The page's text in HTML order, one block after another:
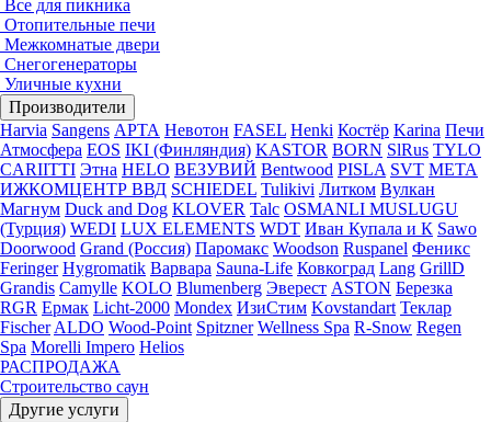
Все для пикника
Отопительные печи
Межкомнатые двери
Снегогенераторы
Уличные кухни
Производители
Harvia Sangens АРТА Невотон FASEL Henki Костёр Karina Печи
Атмосфера EOS IKI (Финляндия) KASTOR BORN SlRus TYLO
CARIITTI Этна HELO ВЕЗУВИЙ Bentwood PISLA SVT МЕТА
ИЖКОМЦЕНТР ВВД SCHIEDEL Tulikivi Литком Вулкан
Магнум Duck and Dog KLOVER Talc OSMANLI MUSLUGU
(Турция) WEDI LUX ELEMENTS WDT Иван Купала и К Sawo
Doorwood Grand (Россия) Паромакс Woodson Ruspanel Феникс
Feringer Hygromatik Варвара Sauna-Life Ковкоград Lang GrillD
Grandis Camylle KOLO Blumenberg Эверест ASTON Березка
RGR Ермак Licht-2000 Mondex ИзиСтим Kovstandart Теклар
Fischer ALDO Wood-Point Spitzner Wellness Spa R-Snow Regen
Spa Morelli Impero Helios
РАСПРОДАЖА
Строительство саун
Другие услуги